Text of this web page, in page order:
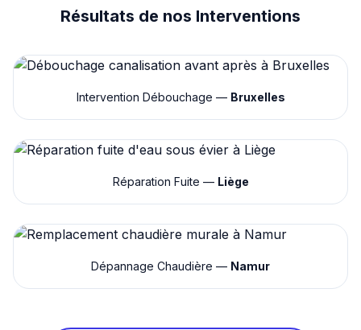
Résultats de nos Interventions
Intervention Débouchage — Bruxelles
Réparation Fuite — Liège
Dépannage Chaudière — Namur